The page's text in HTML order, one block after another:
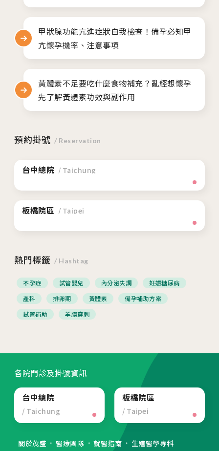
甲狀腺功能亢進症狀自我檢查！備孕必知甲
亢懷孕機率、注意事項
黃體素不足要吃什麼食物補充？亂經想懷孕
先了解黃體素功效與副作用
預約掛號 / Reservation
台中總院 / Taichung
板橋院區 / Taipei
熱門標籤 / Hashtag
不孕症 試管嬰兒 內分泌失調
妊娠糖尿病
產科
排卵期 黃體素
備孕補助方案
試管補助
羊膜穿刺
各院門診及掛號資訊
台中總院
/ Taichung
板橋院區
/ Taipei
關於茂盛 醫療團隊 就醫指南 生殖醫學專科